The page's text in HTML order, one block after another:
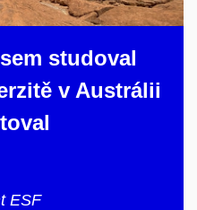
studoval
v Austrálii
ESF